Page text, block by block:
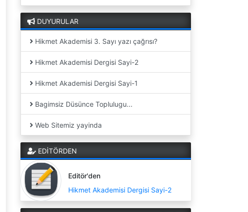
DUYURULAR
Hikmet Akademisi 3. Sayı yazı çağrısı?
Hikmet Akademisi Dergisi Sayi-2
Hikmet Akademisi Dergisi Sayi-1
Bagimsiz Düsünce Toplulugu...
Web Sitemiz yayinda
EDİTÖRDEN
Editör'den
Hikmet Akademisi Dergisi Sayi-2